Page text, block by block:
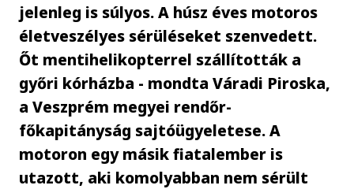
jelenleg is súlyos. A húsz éves motoros
életveszélyes sérüléseket szenvedett.
Őt mentihelikopterrel szállították a
győri kórházba - mondta Váradi Piroska,
a Veszprém megyei rendőr-
főkapitányság sajtóügyeletese. A
motoron egy másik fiatalember is
utazott, aki komolyabban nem sérült